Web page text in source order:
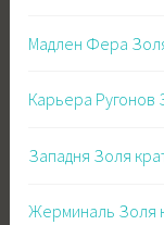
Мадлен Фера
Карьера Ругонов
Западня Золя
Жерминаль Золя